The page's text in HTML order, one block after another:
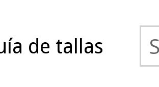
de tallas